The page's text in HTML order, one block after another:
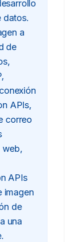
datos.
a
de
APIs,
correo
web,
APIs
imagen
de
una